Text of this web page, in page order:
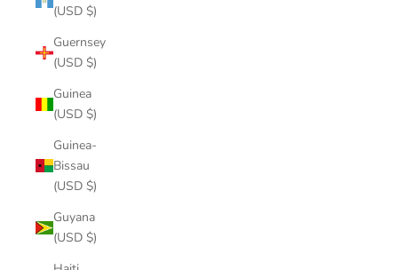
(USD $)
Guernsey
(USD $)
Guinea
(USD $)
Guinea-
Bissau
(USD $)
Guyana
(USD $)